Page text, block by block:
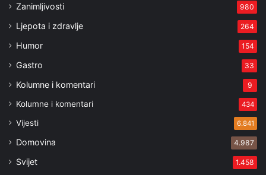
Zanimljivosti 980
Ljepota i zdravlje 264
Humor 154
Gastro 33
Kolumne i komentari 9
Kolumne i komentari 434
Vijesti 6.841
Domovina 4.987
Svijet 1.458